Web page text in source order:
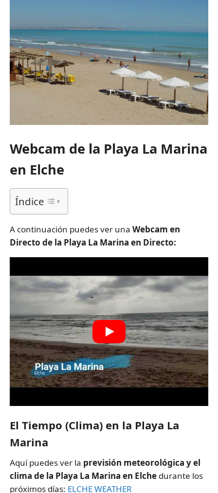
Webcam de la Playa La Marina
en Elche
Índice
A continuación puedes ver una Webcam en
Directo de la Playa La Marina en Directo:
El Tiempo (Clima) en la Playa La
Marina
Aquí puedes ver la previsión meteorológica y el
clima de la Playa La Marina en Elche durante los
próximos días: ELCHE WEATHER